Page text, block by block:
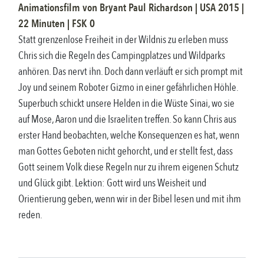
Animationsfilm von Bryant Paul Richardson | USA2015 |
22 Minuten | FSK0
Statt grenzenlose Freiheit in der Wildnis zu erleben muss
Chris sich die Regeln des Campingplatzes und Wildparks
anhören. Das nervt ihn. Doch dann verläuft er sich prompt mit
Joy und seinem Roboter Gizmo in einer gefährlichen Höhle.
Superbuch schickt unsere Helden in die Wüste Sinai, wo sie
auf Mose, Aaron und die Israeliten treffen. So kann Chris aus
erster Hand beobachten, welche Konsequenzen es hat, wenn
man Gottes Geboten nicht gehorcht, und er stellt fest, dass
Gott seinem Volk diese Regeln nur zu ihrem eigenen Schutz
und Glück gibt. Lektion: Gott wird uns Weisheit und
Orientierung geben, wenn wir in der Bibel lesen und mit ihm
reden.